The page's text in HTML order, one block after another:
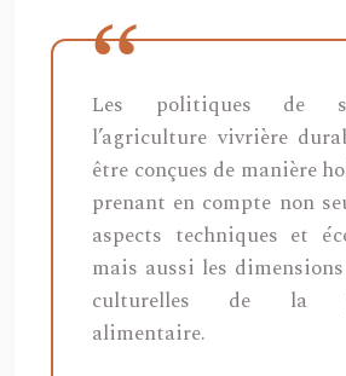
Les politiques de
l’agriculture vivrière
être conçues de manière
prenant en compte non
aspects techniques et
mais aussi les
culturelles de la
alimentaire.